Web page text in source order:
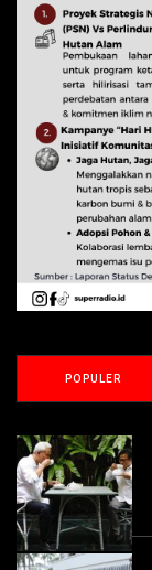
POPULER